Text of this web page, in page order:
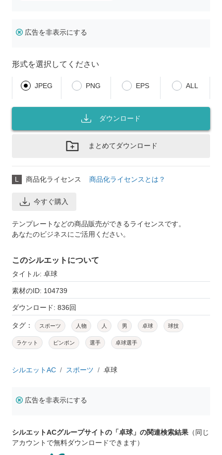
広告を非表示にする
形式を選択してください
JPEG PNG EPS ALL
ダウンロード
まとめてダウンロード
L 商品化ライセンス 商品化ライセンスとは？
今すぐ購入
テンプレートなどの商品販売ができるライセンスです。
あなたのビジネスにご活用ください。
このシルエットについて
タイトル: 卓球
素材のID: 104739
ダウンロード: 836回
タグ： スポーツ 人物 人 男 卓球 球技
ラケット ピンポン 選手 卓球選手
シルエットAC スポーツ 卓球
広告を非表示にする
シルエットACグループサイトの「卓球」の関連検索結果 （同じ
アカウントで無料ダウンロードできます）